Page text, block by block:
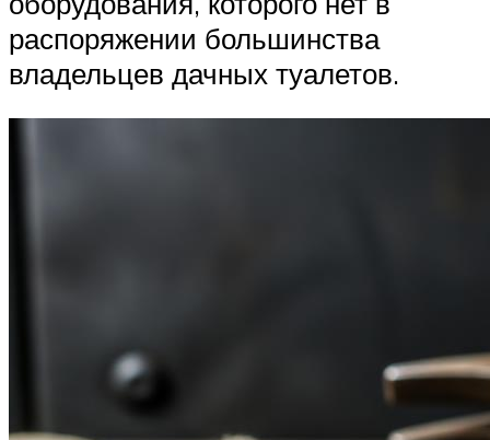
распоряжении большинства
владельцев дачных туалетов.